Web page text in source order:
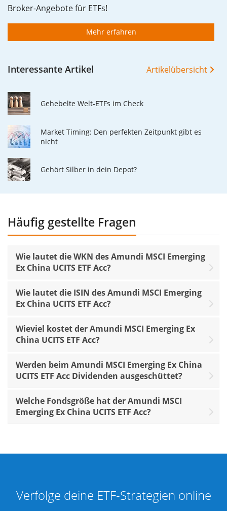
Broker-Angebote für ETFs!
Mehr erfahren
Interessante Artikel Artikelübersicht
Gehebelte Welt-ETFs im Check
Market Timing: Den perfekten Zeitpunkt gibt es
nicht
Gehört Silber in dein Depot?
Häufig gestellte Fragen
Wie lautet die WKN des Amundi MSCI Emerging
Ex China UCITS ETF Acc?
Wie lautet die ISIN des Amundi MSCI Emerging
Ex China UCITS ETF Acc?
Wieviel kostet der Amundi MSCI Emerging Ex
China UCITS ETF Acc?
Werden beim Amundi MSCI Emerging Ex China
UCITS ETF Acc Dividenden ausgeschüttet?
Welche Fondsgröße hat der Amundi MSCI
Emerging Ex China UCITS ETF Acc?
Verfolge deine ETF-Strategien online